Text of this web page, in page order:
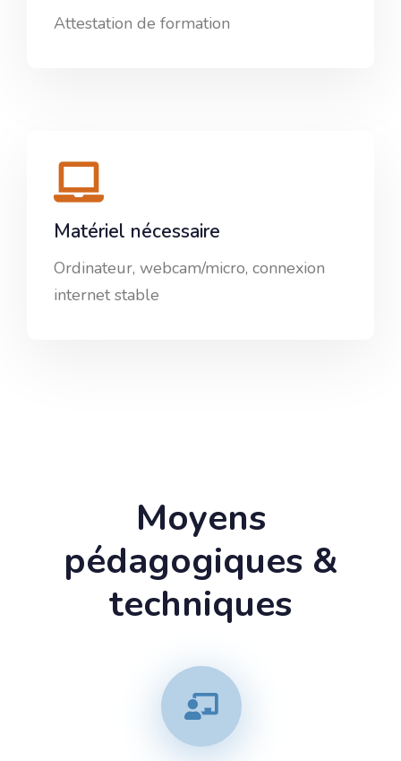
Attestation de formation
Matériel nécessaire
Ordinateur, webcam/micro, connexion
internet stable
Moyens
pédagogiques &
techniques